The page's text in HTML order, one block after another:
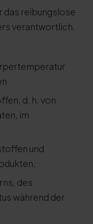
das reibungslose
verantwortlich.
d. h. von
im
und
des
während der